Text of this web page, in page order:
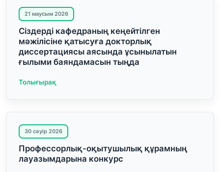
21 маусым 2026
Сіздерді кафедраның кеңейтілген
мәжілісіне қатысуға докторлық
диссертациясы аясында ұсынылатын
ғылыми баяндамасын тыңда
Толығырақ
30 сәуір 2026
Профессорлық-оқытушылық құрамның
лауазымдарына конкурс